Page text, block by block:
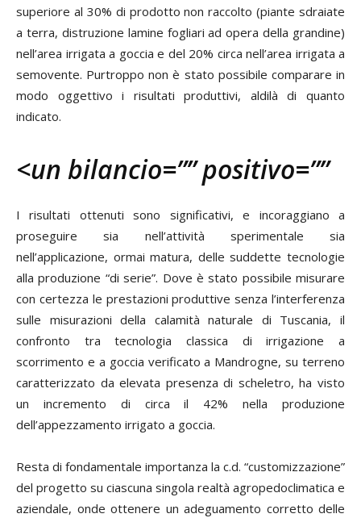
superiore al 30% di prodotto non raccolto (piante sdraiate
a terra, distruzione lamine fogliari ad opera della grandine)
nell’area irrigata a goccia e del 20% circa nell’area irrigata a
semovente. Purtroppo non è stato possibile comparare in
modo oggettivo i risultati produttivi, aldilà di quanto
indicato.
<un bilancio=”” positivo=””
I risultati ottenuti sono significativi, e incoraggiano a
proseguire sia nell’attività sperimentale sia
nell’applicazione, ormai matura, delle suddette tecnologie
alla produzione “di serie”. Dove è stato possibile misurare
con certezza le prestazioni produttive senza l’interferenza
sulle misurazioni della calamità naturale di Tuscania, il
confronto tra tecnologia classica di irrigazione a
scorrimento e a goccia verificato a Mandrogne, su terreno
caratterizzato da elevata presenza di scheletro, ha visto
un incremento di circa il 42% nella produzione
dell’appezzamento irrigato a goccia.
Resta di fondamentale importanza la c.d. “customizzazione”
del progetto su ciascuna singola realtà agropedoclimatica e
aziendale, onde ottenere un adeguamento corretto delle